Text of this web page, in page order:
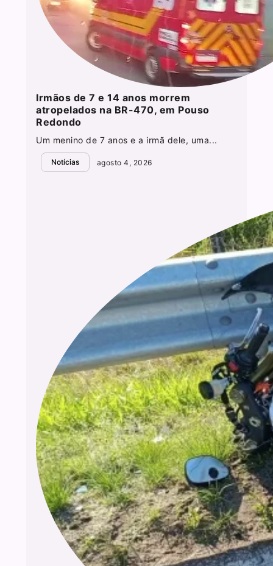
Irmãos de 7 e 14 anos morrem
atropelados na BR-470, em Pouso
Redondo
Um menino de 7 anos e a irmã dele, uma...
Notícias agosto 4, 2026